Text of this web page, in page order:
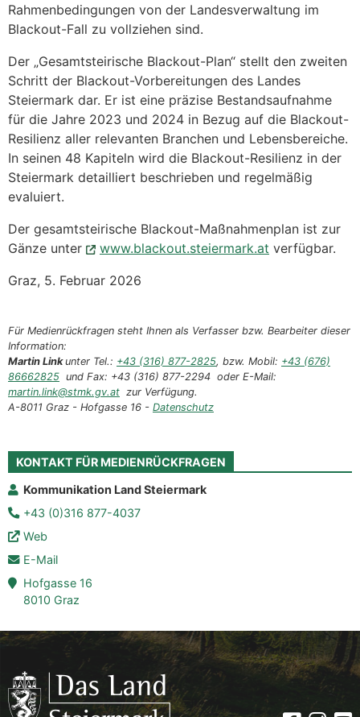
Rahmenbedingungen von der Landesverwaltung im
Blackout-Fall zu vollziehen sind.
Der „Gesamtsteirische Blackout-Plan“ stellt den zweiten
Schritt der Blackout-Vorbereitungen des Landes
Steiermark dar. Er ist eine präzise Bestandsaufnahme
für die Jahre 2023 und 2024 in Bezug auf die Blackout-
Resilienz aller relevanten Branchen und Lebensbereiche.
In seinen 48 Kapiteln wird die Blackout-Resilienz in der
Steiermark detailliert beschrieben und regelmäßig
evaluiert.
Der gesamtsteirische Blackout-Maßnahmenplan ist zur
Gänze unter
www.blackout.steiermark.at verfügbar.
Graz, 5. Februar 2026
Für Medienrückfragen steht Ihnen als Verfasser bzw. Bearbeiter dieser
Information:
Martin Linkunter Tel.: +43 (316) 877-2825, bzw. Mobil: +43 (676)
86662825 und Fax: +43 (316) 877-2294 oder E-Mail:
martin.link@stmk.gv.at zur Verfügung.
A-8011 Graz - Hofgasse 16 - Datenschutz
KONTAKT FÜR MEDIENRÜCKFRAGEN
Kommunikation Land Steiermark
+43 (0)316 877-4037
Web
E-Mail
Hofgasse 16
8010 Graz